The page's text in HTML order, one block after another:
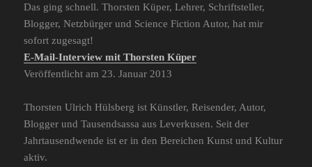
Das ging schnell. Thorsten Küper, Lehrer, Schriftsteller,
Blogger, Netzbürger und Science Fiction Autor, hat mir
sofort zugesagt!
E-Mail-Interview mit Thorsten Küper
Veröffentlicht am 23. Januar 2013
Thorsten Ulrich Hülsberg ist Künstler, Reisender, Autor,
Blogger und Tausendsassa aus Leverkusen. Seit der
Jahrtausendwende ist er in den Bereichen Kunst und Kultur
aktiv.